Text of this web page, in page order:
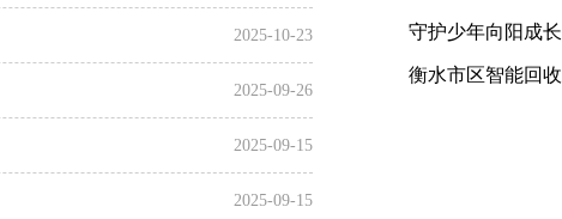
2025-10-23
2025-09-26
2025-09-15
2025-09-15
守护少年向阳成
衡水市区智能回